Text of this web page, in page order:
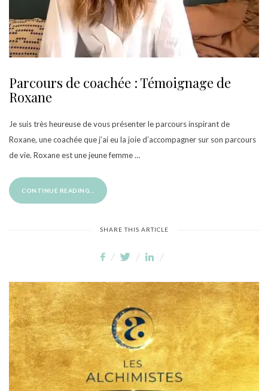
Parcours de coachée : Témoignage de
Roxane
Je suis très heureuse de vous présenter le parcours inspirant de
Roxane, une coachée que j’ai eu la joie d’accompagner sur son parcours
de vie. Roxane est une jeune femme …
CONTINUE READING...
SHARE THIS ARTICLE